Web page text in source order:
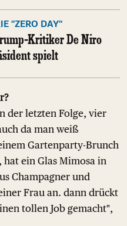
"ZERO DAY"
Kritiker De Niro
spielt
der letzten Folge, vier
da man weiß
Gartenparty-Brunch
ein Glas Mimosa in
Champagner und
Frau an. dann drückt
tollen Job gemacht",